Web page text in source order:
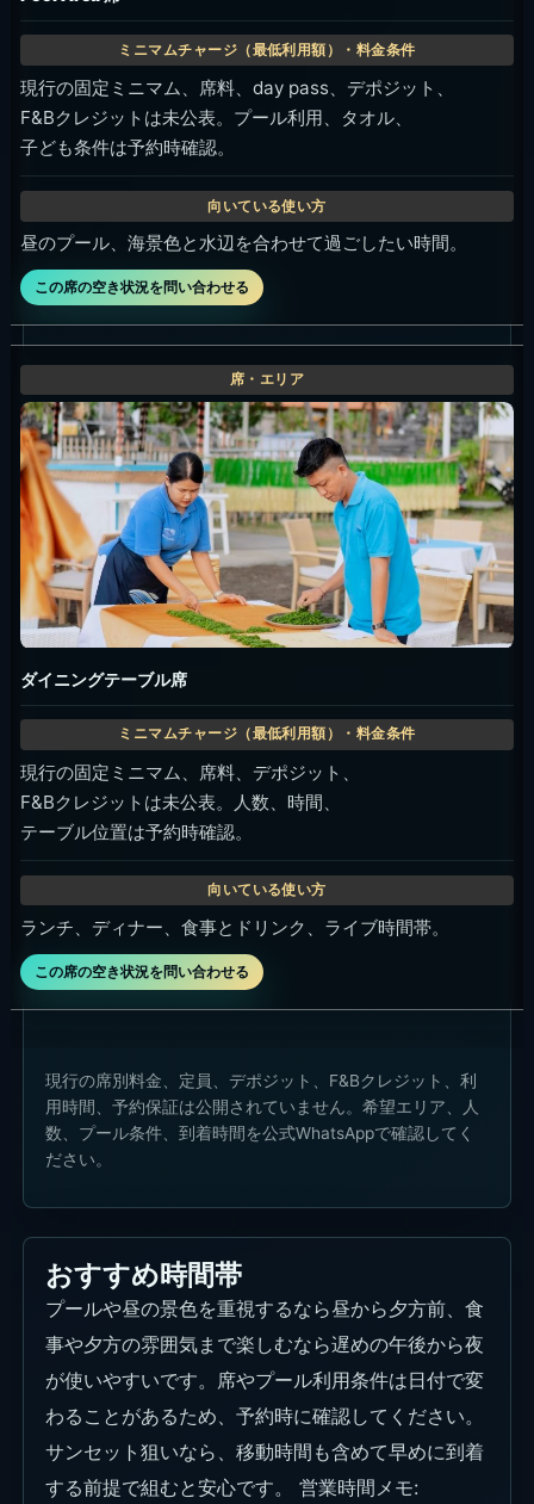
現行の固定ミニマム、席料、day pass、デポジット、
F&Bクレジットは未公表。プール利用、タオル、
子ども条件は予約時確認。
昼のプール、海景色と水辺を合わせて過ごしたい時間。
この席の空き状況を問い合わせる
ダイニングテーブル席
現行の固定ミニマム、席料、デポジット、
F&Bクレジットは未公表。人数、時間、
テーブル位置は予約時確認。
ランチ、ディナー、食事とドリンク、ライブ時間帯。
この席の空き状況を問い合わせる
現行の席別料金、定員、デポジット、F&Bクレジット、利
用時間、予約保証は公開されていません。希望エリア、人
数、プール条件、到着時間を公式WhatsAppで確認してく
ださい。
おすすめ時間帯
プールや昼の景色を重視するなら昼から夕方前、食
事や夕方の雰囲気まで楽しむなら遅めの午後から夜
が使いやすいです。席やプール利用条件は日付で変
わることがあるため、予約時に確認してください。
サンセット狙いなら、移動時間も含めて早めに到着
する前提で組むと安心です。 営業時間メモ: